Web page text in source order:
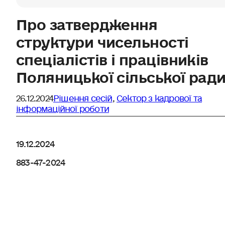
Про затвердження
структури чисельності
спеціалістів і працівників
Поляницької сільської
26.12.2024Рішення сесій Сектор з кадрової та
інформаційної роботи
19.12.2024
883-47-2024